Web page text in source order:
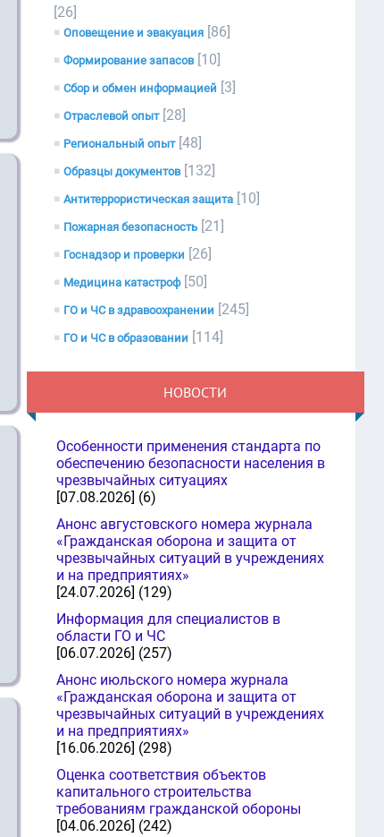
[26]
Оповещение и эвакуация [86]
Формирование запасов [10]
Сбор и обмен информацией [3]
Отраслевой опыт [28]
Региональный опыт [48]
Образцы документов [132]
Антитеррористическая защита [10]
Пожарная безопасность [21]
Госнадзор и проверки [26]
Медицина катастроф [50]
ГО и ЧС в здравоохранении [245]
ГО и ЧС в образовании [114]
НОВОСТИ
Особенности применения стандарта по
обеспечению безопасности населения в
чрезвычайных ситуациях
[07.08.2026] (6)
Анонс августовского номера журнала
«Гражданская оборона и защита от
чрезвычайных ситуаций в учреждениях
и на предприятиях»
[24.07.2026] (129)
Информация для специалистов в
области ГО и ЧС
[06.07.2026] (257)
Анонс июльского номера журнала
«Гражданская оборона и защита от
чрезвычайных ситуаций в учреждениях
и на предприятиях»
[16.06.2026] (298)
Оценка соответствия объектов
капитального строительства
требованиям гражданской обороны
[04.06.2026] (242)